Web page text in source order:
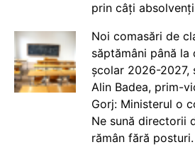
prin câți
Noi comasări de
săptămâni până la
școlar 2026-2027,
Alin Badea, prim-
Gorj: Ministerul o
Ne sună directorii
rămân fără